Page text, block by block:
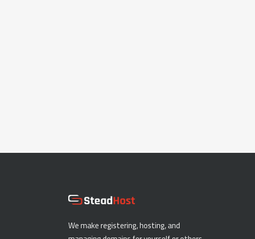
We make registering, hosting, and